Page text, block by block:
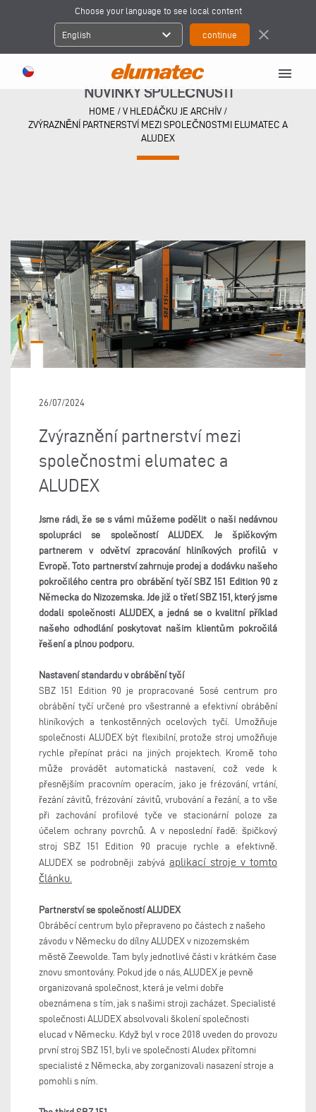
Choose your language to see local content
English expand_more close
menu
NOVINKY SPOLEČNOSTI
HOME / V HLEDÁČKU JE ARCHÍV /
ZVÝRAZNĚNÍ PARTNERSTVÍ MEZI SPOLEČNOSTMI ELUMATEC A
ALUDEX
26/07/2024
Zvýraznění partnerství mezi
společnostmi elumatec a
ALUDEX
Jsme rádi, že se s vámi můžeme podělit o naši nedávnou
spolupráci se společností ALUDEX. Je špičkovým
partnerem v odvětví zpracování hliníkových profilů v
Evropě. Toto partnerství zahrnuje prodej a dodávku našeho
pokročilého centra pro obrábění tyčí SBZ 151 Edition 90 z
Německa do Nizozemska. Jde již o třetí SBZ 151, který jsme
dodali společnosti ALUDEX, a jedná se o kvalitní příklad
našeho odhodlání poskytovat našim klientům pokročilá
řešení a plnou podporu.
Nastavení standardu v obrábění tyčí
SBZ 151 Edition 90 je propracované 5osé centrum pro
obrábění tyčí určené pro všestranné a efektivní obrábění
hliníkových a tenkostěnných ocelových tyčí. Umožňuje
společnosti ALUDEX být flexibilní, protože stroj umožňuje
rychle přepínat práci na jiných projektech. Kromě toho
může provádět automatická nastavení, což vede k
přesnějším pracovním operacím, jako je frézování, vrtání,
řezání závitů, frézování závitů, vrubování a řezání, a to vše
při zachování profilové tyče ve stacionární poloze za
účelem ochrany povrchů. A v neposlední řadě: špičkový
stroj SBZ 151 Edition 90 pracuje rychle a efektivně.
ALUDEX se podrobněji zabývá aplikací stroje v tomto
článku.
Partnerství se společností ALUDEX
Obráběcí centrum bylo přepraveno po částech z našeho
závodu v Německu do dílny ALUDEX v nizozemském
městě Zeewolde. Tam byly jednotlivé části v krátkém čase
znovu smontovány. Pokud jde o nás, ALUDEX je pevně
organizovaná společnost, která je velmi dobře
obeznámena s tím, jak s našimi stroji zacházet. Specialisté
společnosti ALUDEX absolvovali školení společnosti
elucad v Německu. Když byl v roce 2018 uveden do provozu
první stroj SBZ 151, byli ve společnosti Aludex přítomni
specialisté z Německa, aby zorganizovali nasazení stroje a
pomohli s ním.